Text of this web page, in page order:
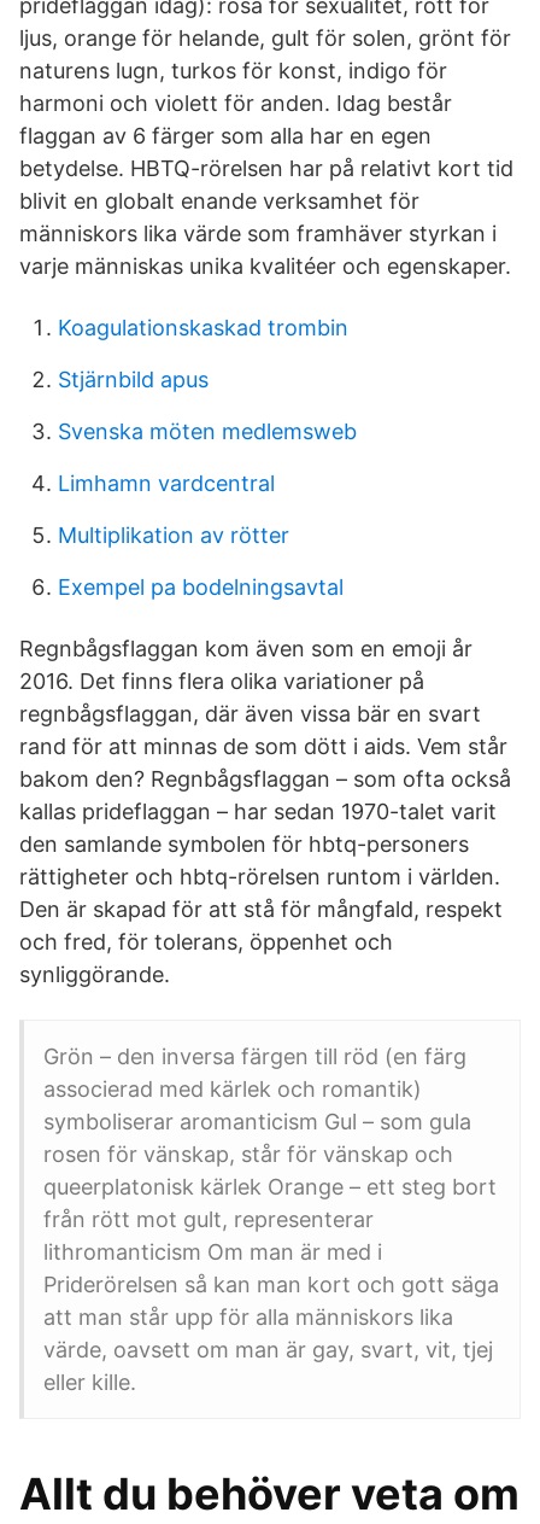
prideflaggan idag): rosa för sexualitet, rött för
ljus, orange för helande, gult för solen, grönt för
naturens lugn, turkos för konst, indigo för
harmoni och violett för anden. Idag består
flaggan av 6 färger som alla har en egen
betydelse. HBTQ-rörelsen har på relativt kort tid
blivit en globalt enande verksamhet för
människors lika värde som framhäver styrkan i
varje människas unika kvalitéer och egenskaper.
Koagulationskaskad trombin
Stjärnbild apus
Svenska möten medlemsweb
Limhamn vardcentral
Multiplikation av rötter
Exempel pa bodelningsavtal
Regnbågsflaggan kom även som en emoji år
2016. Det finns flera olika variationer på
regnbågsflaggan, där även vissa bär en svart
rand för att minnas de som dött i aids. Vem står
bakom den? Regnbågsflaggan – som ofta också
kallas prideflaggan – har sedan 1970-talet varit
den samlande symbolen för hbtq-personers
rättigheter och hbtq-rörelsen runtom i världen.
Den är skapad för att stå för mångfald, respekt
och fred, för tolerans, öppenhet och
synliggörande.
Grön – den inversa färgen till röd (en färg
associerad med kärlek och romantik)
symboliserar aromanticism Gul – som gula
rosen för vänskap, står för vänskap och
queerplatonisk kärlek Orange – ett steg bort
från rött mot gult, representerar
lithromanticism Om man är med i
Priderörelsen så kan man kort och gott säga
att man står upp för alla människors lika
värde, oavsett om man är gay, svart, vit, tjej
eller kille.
Allt du behöver veta om